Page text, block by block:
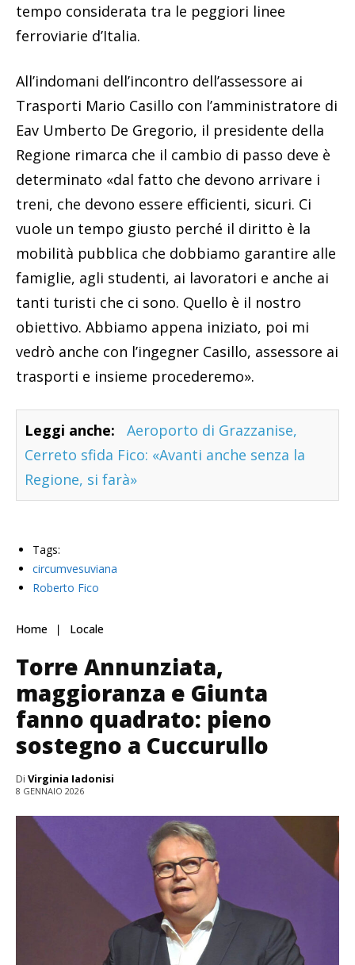
tempo considerata tra le peggiori linee
ferroviarie d’Italia.
All’indomani dell’incontro dell’assessore ai
Trasporti Mario Casillo con l’amministratore di
Eav Umberto De Gregorio, il presidente della
Regione rimarca che il cambio di passo deve è
determinato «dal fatto che devono arrivare i
treni, che devono essere efficienti, sicuri. Ci
vuole un tempo giusto perché il diritto è la
mobilità pubblica che dobbiamo garantire alle
famiglie, agli studenti, ai lavoratori e anche ai
tanti turisti che ci sono. Quello è il nostro
obiettivo. Abbiamo appena iniziato, poi mi
vedrò anche con l’ingegner Casillo, assessore ai
trasporti e insieme procederemo».
Leggi anche:
Aeroporto di Grazzanise,
Cerreto sfida Fico: «Avanti anche senza la
Regione, si farà»
Tags:
circumvesuviana
Roberto Fico
Home Locale
Torre Annunziata,
maggioranza e Giunta
fanno quadrato: pieno
sostegno a Cuccurullo
Di Virginia Iadonisi
8 GENNAIO 2026